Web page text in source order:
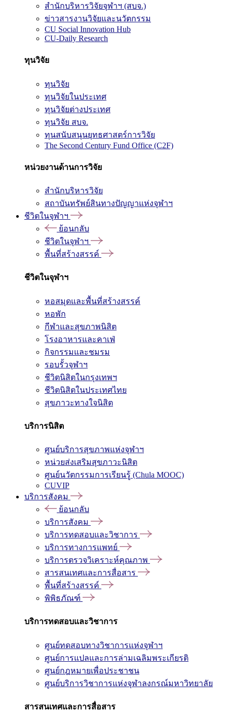
สำนักบริหารวิจัยจุฬาฯ (สบจ.)
ข่าวสารงานวิจัยและนวัตกรรม
CU Social Innovation Hub
CU-Daily Research
ทุนวิจัย
ทุนวิจัย
ทุนวิจัยในประเทศ
ทุนวิจัยต่างประเทศ
ทุนวิจัย สบจ.
ทุนสนับสนุนยุทธศาสตร์การวิจัย
The Second Century Fund Office (C2F)
หน่วยงานด้านการวิจัย
สำนักบริหารวิจัย
สถาบันทรัพย์สินทางปัญญาแห่งจุฬาฯ
ชีวิตในจุฬาฯ
ย้อนกลับ
ชีวิตในจุฬาฯ
พื้นที่สร้างสรรค์
ชีวิตในจุฬาฯ
หอสมุดและพื้นที่สร้างสรรค์
หอพัก
กีฬาและสุขภาพนิสิต
โรงอาหารและคาเฟ่
กิจกรรมและชมรม
รอบรั้วจุฬาฯ
ชีวิตนิสิตในกรุงเทพฯ
ชีวิตนิสิตในประเทศไทย
สุขภาวะทางใจนิสิต
บริการนิสิต
ศูนย์บริการสุขภาพแห่งจุฬาฯ
หน่วยส่งเสริมสุขภาวะนิสิต
ศูนย์นวัตกรรมการเรียนรู้ (Chula MOOC)
CUVIP
บริการสังคม
ย้อนกลับ
บริการสังคม
บริการทดสอบและวิชาการ
บริการทางการแพทย์
บริการตรวจวิเคราะห์คุณภาพ
สารสนเทศและการสื่อสาร
พื้นที่สร้างสรรค์
พิพิธภัณฑ์
บริการทดสอบและวิชาการ
ศูนย์ทดสอบทางวิชาการแห่งจุฬาฯ
ศูนย์การแปลและการล่ามเฉลิมพระเกียรติ
ศูนย์กฎหมายเพื่อประชาชน
ศูนย์บริการวิชาการแห่งจุฬาลงกรณ์มหาวิทยาลัย
สารสนเทศและการสื่อสาร